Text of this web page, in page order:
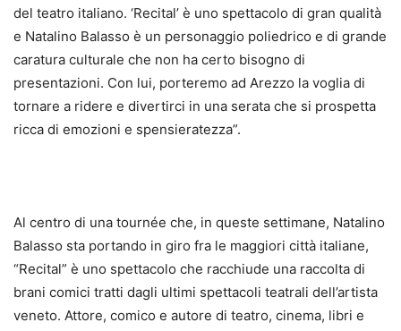
del teatro italiano. ‘Recital’ è uno spettacolo di gran qualità
e Natalino Balasso è un personaggio poliedrico e di grande
caratura culturale che non ha certo bisogno di
presentazioni. Con lui, porteremo ad Arezzo la voglia di
tornare a ridere e divertirci in una serata che si prospetta
ricca di emozioni e spensieratezza”.
Al centro di una tournée che, in queste settimane, Natalino
Balasso sta portando in giro fra le maggiori città italiane,
“Recital” è uno spettacolo che racchiude una raccolta di
brani comici tratti dagli ultimi spettacoli teatrali dell’artista
veneto. Attore, comico e autore di teatro, cinema, libri e